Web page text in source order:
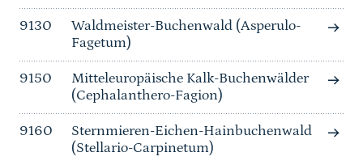
9130
Waldmeister-Buchenwald (Asperulo-
Fagetum)
9150
Mitteleuropäische Kalk-Buchenwälder
(Cephalanthero-Fagion)
9160
Sternmieren-Eichen-Hainbuchenwald
(Stellario-Carpinetum)